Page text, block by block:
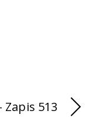
Zapis 513